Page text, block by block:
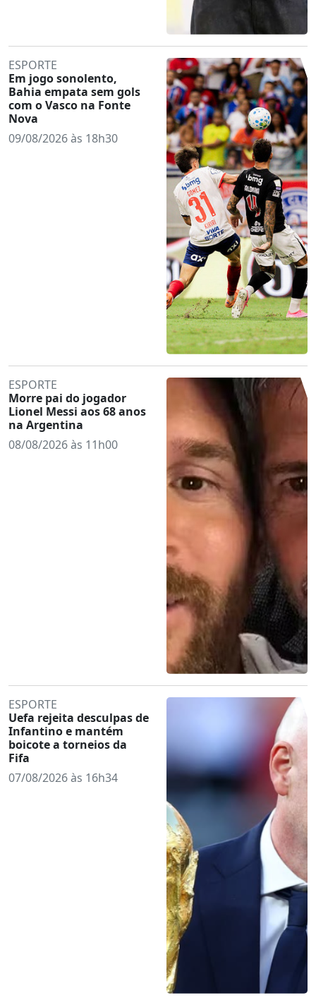
ESPORTE
Em jogo sonolento,
Bahia empata sem gols
com o Vasco na Fonte
Nova
09/08/2026 às 18h30
ESPORTE
Morre pai do jogador
Lionel Messi aos 68 anos
na Argentina
08/08/2026 às 11h00
ESPORTE
Uefa rejeita desculpas de
Infantino e mantém
boicote a torneios da
Fifa
07/08/2026 às 16h34